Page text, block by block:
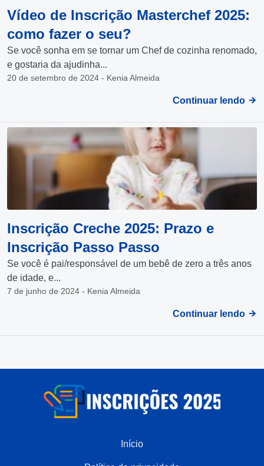
Vídeo de Inscrição Masterchef 2025:
como fazer o seu?
Se você sonha em se tornar um Chef de cozinha renomado,
e gostaria da ajudinha...
20 de setembro de 2024 - Kenia Almeida
Continuar lendo
Inscrição Creche 2025: Prazo e
Inscrição Passo Passo
Se você é pai/responsável de um bebê de zero a três anos
de idade, e...
7 de junho de 2024 - Kenia Almeida
Continuar lendo
Início